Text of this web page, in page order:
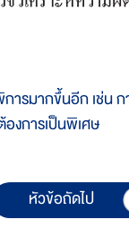
มากขึ้นอีก เช่น ก
งการเป็นพิเศษ
หัวข้อถัดไป